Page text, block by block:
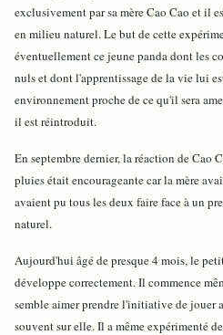
exclusivement par sa mère Cao Cao et il
en milieu naturel. Le but de cette
éventuellement ce jeune panda dont les
nuls et dont l'apprentissage de la vie lui
environnement proche de ce qu'il sera
il est réintroduit.
En septembre dernier, la réaction de Cao
pluies était encourageante car la mère
avaient pu tous les deux faire face à un
naturel.
Aujourd'hui âgé de presque 4 mois, le
développe correctement. Il commence
semble aimer prendre l'initiative de jouer
souvent sur elle. Il a même expérimenté